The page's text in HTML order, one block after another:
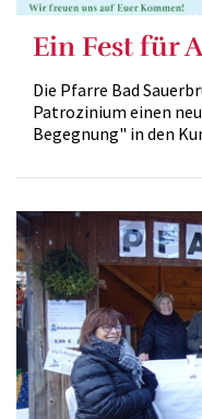
Ein Fest für
Die Pfarre Bad
Patrozinium einen
Begegnung" in den